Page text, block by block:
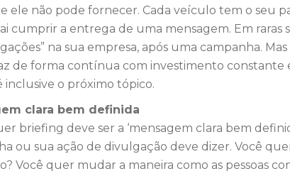
ele não pode fornecer. Cada veículo tem o seu
cumprir a entrega de uma mensagem. Em raras
na sua empresa, após uma campanha.
de forma contínua com investimento constante
inclusive o próximo tópico.
clara bem definida
briefing deve ser a ‘mensagem clara bem
ou sua ação de divulgação deve dizer. Você
Você quer mudar a maneira como as pessoas